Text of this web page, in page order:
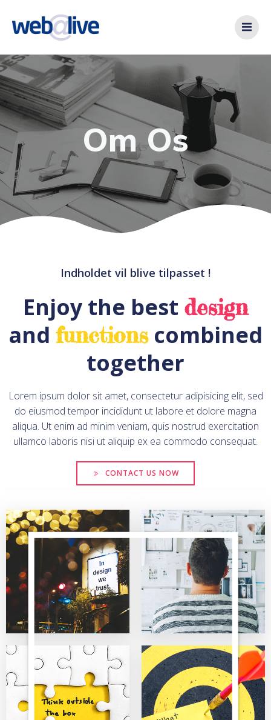
Om Os
Indholdet vil blive tilpasset !
Enjoy the best design
and functionscombined
together
Lorem ipsum dolor sit amet, consectetur adipisicing elit, sed
do eiusmod tempor incididunt ut labore et dolore magna
aliqua. Ut enim ad minim veniam, quis nostrud exercitation
ullamco laboris nisi ut aliquip ex ea commodo consequat.
CONTACT US NOW